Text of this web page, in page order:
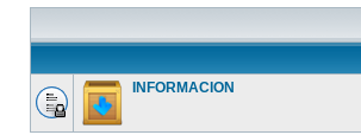
INFORMACION